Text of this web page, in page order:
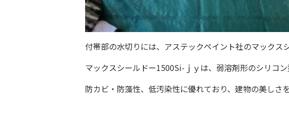
付帯部の水切りには、アステックペイント社のマック
マックスシールドー1500Si-ｊｙは、弱溶剤形のシリコン
防カビ・防藻性、低汚染性に優れており、建物の美しさ